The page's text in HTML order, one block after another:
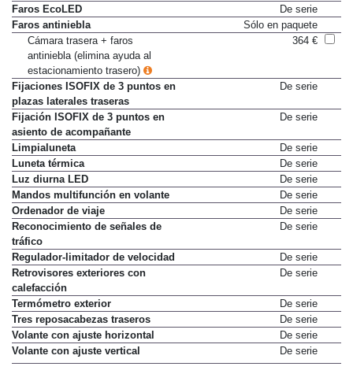
Faros EcoLED
De serie
Faros antiniebla
Sólo en paquete
Cámara trasera + faros
antiniebla (elimina ayuda al
estacionamiento trasero)
364 €
Fijaciones ISOFIX de 3 puntos en
plazas laterales traseras
De serie
Fijación ISOFIX de 3 puntos en
asiento de acompañante
De serie
Limpialuneta
De serie
Luneta térmica
De serie
Luz diurna LED
De serie
Mandos multifunción en volante
De serie
Ordenador de viaje
De serie
Reconocimiento de señales de
tráfico
De serie
Regulador-limitador de velocidad
De serie
Retrovisores exteriores con
calefacción
De serie
Termómetro exterior
De serie
Tres reposacabezas traseros
De serie
Volante con ajuste horizontal
De serie
Volante con ajuste vertical
De serie